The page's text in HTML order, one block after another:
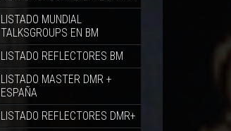
LISTADO MUNDIAL
TALKSGROUPS EN BM
LISTADO REFLECTORES BM
LISTADO MASTER DMR +
ESPAÑA
LISTADO REFLECTORES DMR+